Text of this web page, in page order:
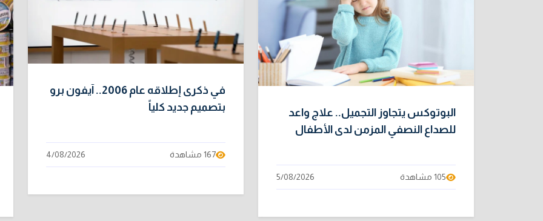
البوتوكس يتجاوز التجميل.. علاج واعد
للصداع النصفي المزمن لدى الأطفال
105 مشاهدة 5/08/2026
في ذكرى إطلاقه عام 2006.. آيفون برو
بتصميم جديد كلياً
167 مشاهدة 4/08/2026